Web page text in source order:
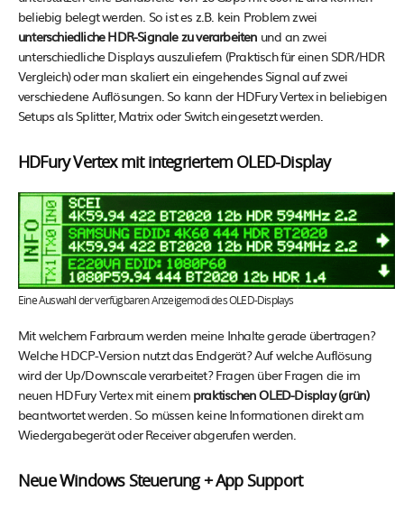
beliebig belegt werden. So ist es z.B. kein Problem zwei
unterschiedliche HDR-Signale zu verarbeiten und an zwei
unterschiedliche Displays auszuliefern (Praktisch für einen SDR/HDR
Vergleich) oder man skaliert ein eingehendes Signal auf zwei
verschiedene Auflösungen. So kann der HDFury Vertex in beliebigen
Setups als Splitter, Matrix oder Switch eingesetzt werden.
HDFury Vertex mit integriertem OLED-Display
Eine Auswahl der verfügbaren Anzeigemodi des OLED-Displays
Mit welchem Farbraum werden meine Inhalte gerade übertragen?
Welche HDCP-Version nutzt das Endgerät? Auf welche Auflösung
wird der Up/Downscale verarbeitet? Fragen über Fragen die im
neuen HDFury Vertex mit einem praktischen OLED-Display (grün)
beantwortet werden. So müssen keine Informationen direkt am
Wiedergabegerät oder Receiver abgerufen werden.
Neue Windows Steuerung + App Support